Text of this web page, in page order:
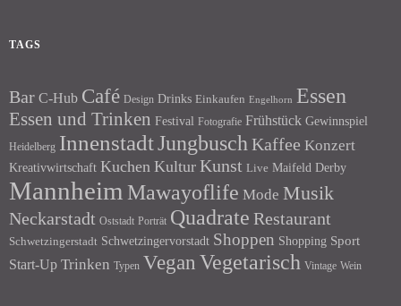
TAGS
Bar C-Hub Café Design Drinks Einkaufen Engelhorn Essen
Essen und Trinken Festival Fotografie Frühstück Gewinnspiel
Heidelberg InnenstadtJungbusch Kaffee Konzert
Kreativwirtschaft Kuchen Kultur Kunst Live Maifeld Derby
Mannheim Mawayoflife Mode Musik
Neckarstadt Oststadt Porträt Quadrate Restaurant
Schwetzingerstadt Schwetzingervorstadt Shoppen Shopping Sport
Start-Up Trinken Typen Vegan Vegetarisch Vintage Wein